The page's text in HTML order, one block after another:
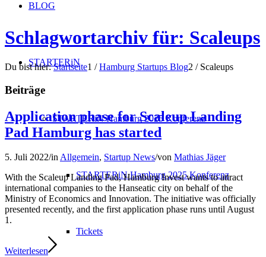
BLOG
STARTERiN
STARTERiN Hamburg 2025 Konferenz
STARTERiN Hamburg 2025 Konferenz
Tickets
Schlagwortarchiv für: Scaleups
Du bist hier: Startseite1 / Hamburg Startups Blog2 / Scaleups
Beiträge
Application phase for Scaleup Landing
Pad Hamburg has started
5. Juli 2022/inAllgemein, Startup News/von Mathias Jäger
With the Scaleup Landing Pad, Hamburg Invest wants to attract
international companies to the Hanseatic city on behalf of the
Ministry of Economics and Innovation. The initiative was officially
presented recently, and the first application phase runs until August
1.
Weiterlesen